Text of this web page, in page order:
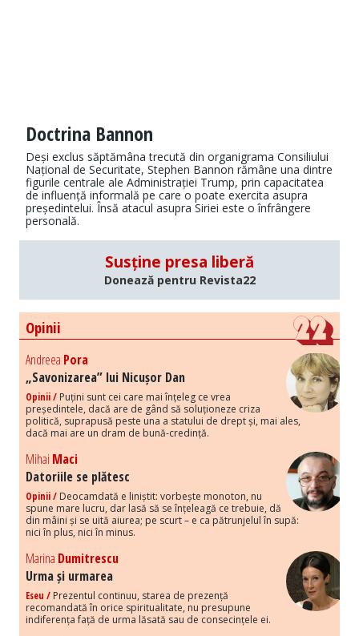
Doctrina Bannon
Deși exclus săptămâna trecută din organigrama Consiliului
Național de Securitate, Stephen Bannon rămâne una dintre
figurile centrale ale Administrației Trump, prin capacitatea
de influență informală pe care o poate exercita asupra
președintelui. Însă atacul asupra Siriei este o înfrângere
personală.
Susține presa liberă
Donează pentru Revista22
Opinii
Andreea Pora
„Savonizarea” lui Nicușor Dan
Opinii / Puțini sunt cei care mai înțeleg ce vrea
președintele, dacă are de gând să soluționeze criza
politică, suprapusă peste una a statului de drept și, mai ales,
dacă mai are un dram de bună-credință.
Mihai Maci
Datoriile se plătesc
Opinii / Deocamdată e liniștit: vorbește monoton, nu
spune mare lucru, dar lasă să se înțeleagă ce trebuie, dă
din mâini și se uită aiurea; pe scurt – e ca pătrunjelul în supă:
nici în plus, nici în minus.
Marina Dumitrescu
Urma și urmarea
Eseu / Prezentul continuu, starea de prezență
recomandată în orice spiritualitate, nu presupune
indiferența față de urma lăsată sau de consecințele ei.